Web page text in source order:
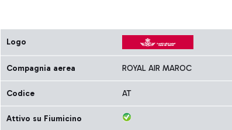
Logo
Compagnia aerea ROYAL AIR MAROC
Codice AT
Attivo su Fiumicino